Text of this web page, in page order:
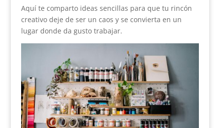
Aquí te comparto ideas sencillas para que tu rincón
creativo deje de ser un caos y se convierta en un
lugar donde da gusto trabajar.